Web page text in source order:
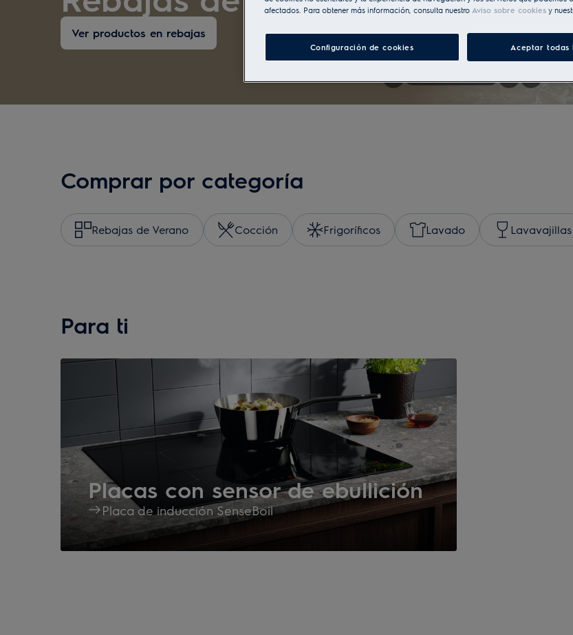
Ver productos en rebajas
Comprar por categoría
Rebajas de Verano Cocción Frigoríficos Lavado Lavavajillas
Para ti
Placas con sensor de ebullición
Placa de inducción SenseBoil
afectados. Para obtener más información, consulta nuestro Aviso sobre cookies y
Configuración de cookies Aceptar todas